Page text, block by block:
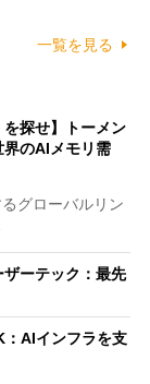
一覧を見る
を探せ】トーメン
のAIメモリ需
グローバルリン
ザーテック：最先
：AIインフラを支